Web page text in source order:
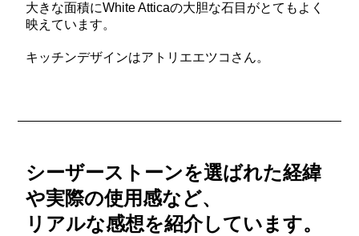
大きな面積にWhite Atticaの大胆な石目がとてもよく
映えています。
キッチンデザインはアトリエエツコさん。
シーザーストーンを選ばれた経緯
や実際の使用感など、
リアルな感想を紹介しています。